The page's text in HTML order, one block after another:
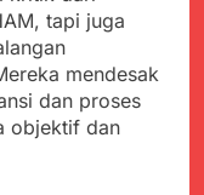
tapi juga
mendesak
dan proses
objektif dan